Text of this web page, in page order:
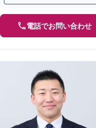
電話でお問い合わせ